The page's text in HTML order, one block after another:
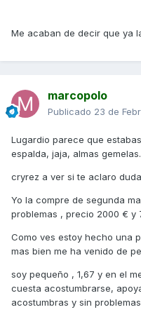
Me acaban de decir que ya
marcopolo
Publicado 23 de
Lugardio parece que
espalda, jaja, almas gemelas.
cryrez a ver si te aclaro
Yo la compre de segunda
problemas , precio 2000 € y
Como ves estoy hecho una
mas bien me ha venido de
soy pequeño , 1,67 y en el
cuesta acostumbrarse,
acostumbras y sin